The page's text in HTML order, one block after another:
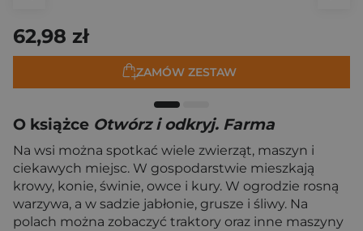
62,98 zł
ZAMÓW ZESTAW
O książce Otwórz i odkryj. Farma
Na wsi można spotkać wiele zwierząt, maszyn i
ciekawych miejsc. W gospodarstwie mieszkają
krowy, konie, świnie, owce i kury. W ogrodzie rosną
warzywa, a w sadzie jabłonie, grusze i śliwy. Na
polach można zobaczyć traktory oraz inne maszyny